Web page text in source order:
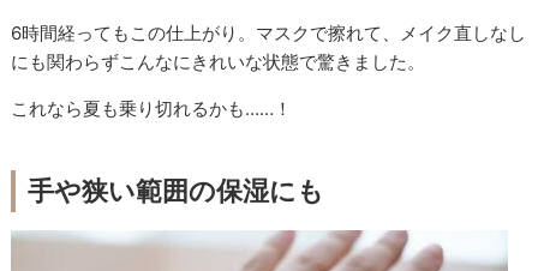
6時間経ってもこの仕上がり。マスクで擦れて、メイク直しなし
にも関わらずこんなにきれいな状態で驚きました。
これなら夏も乗り切れるかも……！
手や狭い範囲の保湿にも